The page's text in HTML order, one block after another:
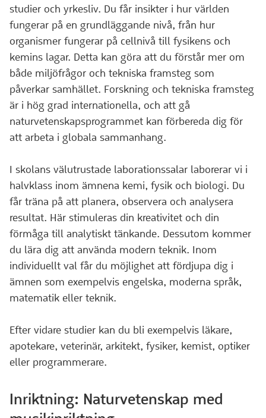
studier och yrkesliv. Du får insikter i hur världen
fungerar på en grundläggande nivå, från hur
organismer fungerar på cellnivå till fysikens och
kemins lagar. Detta kan göra att du förstår mer om
både miljöfrågor och tekniska framsteg som
påverkar samhället. Forskning och tekniska framsteg
är i hög grad internationella, och att gå
naturvetenskapsprogrammet kan förbereda dig för
att arbeta i globala sammanhang.
I skolans välutrustade laborationssalar laborerar vi i
halvklass inom ämnena kemi, fysik och biologi. Du
får träna på att planera, observera och analysera
resultat. Här stimuleras din kreativitet och din
förmåga till analytiskt tänkande. Dessutom kommer
du lära dig att använda modern teknik. Inom
individuellt val får du möjlighet att fördjupa dig i
ämnen som exempelvis engelska, moderna språk,
matematik eller teknik.
Efter vidare studier kan du bli exempelvis läkare,
apotekare, veterinär, arkitekt, fysiker, kemist, optiker
eller programmerare.
Inriktning: Naturvetenskap med